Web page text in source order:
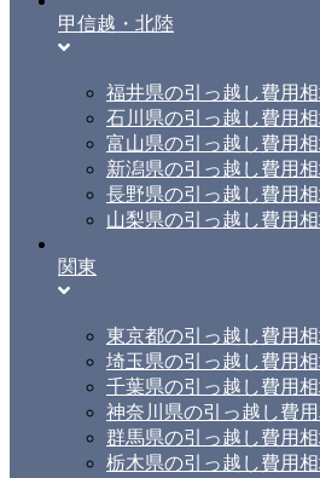
甲信越・北陸
福井県の引っ越し費用
石川県の引っ越し費用
富山県の引っ越し費用
新潟県の引っ越し費用
長野県の引っ越し費用
山梨県の引っ越し費用
関東
東京都の引っ越し費用
埼玉県の引っ越し費用
千葉県の引っ越し費用
神奈川県の引っ越し費
群馬県の引っ越し費用
栃木県の引っ越し費用